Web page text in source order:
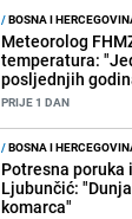
/BOSNA I
Meteorolog
temperatura:
posljednjih
PRIJE 1 DAN
/BOSNA I
Potresna poruka
Ljubunčić:
komarca"